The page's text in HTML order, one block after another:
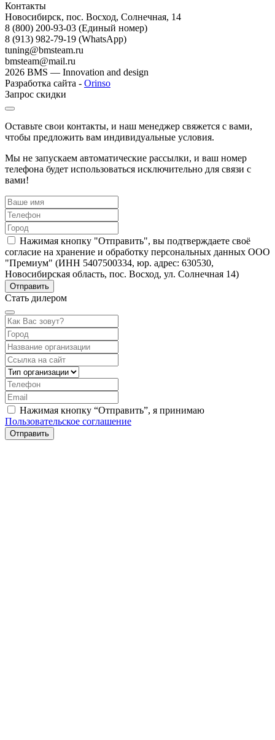
Контакты
Новосибирск, пос. Восход, Солнечная, 14
8 (800) 200-93-03 (Единый номер)
8 (913) 982-79-19 (WhatsApp)
tuning@bmsteam.ru
bmsteam@mail.ru
2026 BMS — Innovation and design
Разработка сайта - Orinso
Запрос скидки
Оставьте свои контакты, и наш менеджер свяжется с вами,
чтобы предложить вам индивидуальные условия.
Мы не запускаем автоматические рассылки, и ваш номер
телефона будет использоваться исключительно для связи с
вами!
Нажимая кнопку "Отправить", вы подтверждаете своё
согласие на хранение и обработку персональных данных ООО
"Премиум" (ИНН 5407500334, юр. адрес: 630530,
Новосибирская область, пос. Восход, ул. Солнечная 14)
Стать дилером
Нажимая кнопку “Отправить”, я принимаю
Пользовательское соглашение